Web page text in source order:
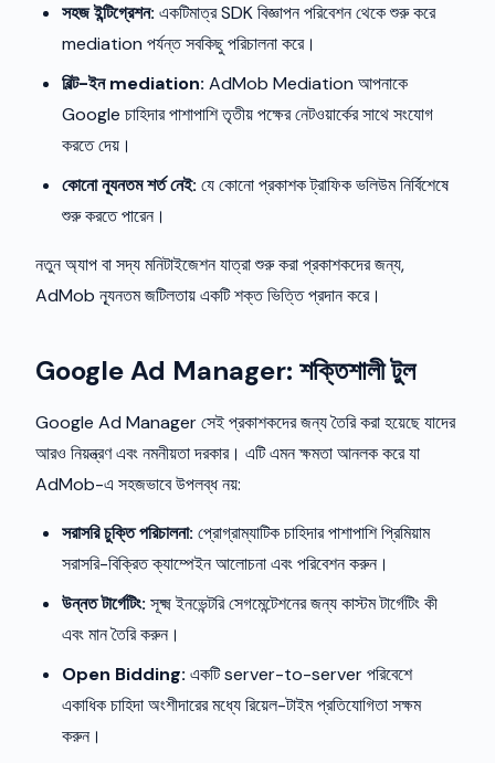
সহজ ইন্টিগ্রেশন: একটিমাত্র SDK বিজ্ঞাপন পরিবেশন থেকে শুরু করে
mediation পর্যন্ত সবকিছু পরিচালনা করে।
বিল্ট-ইন mediation: AdMob Mediation আপনাকে
Google চাহিদার পাশাপাশি তৃতীয় পক্ষের নেটওয়ার্কের সাথে সংযোগ
করতে দেয়।
কোনো ন্যূনতম শর্ত নেই: যে কোনো প্রকাশক ট্রাফিক ভলিউম নির্বিশেষে
শুরু করতে পারেন।
নতুন অ্যাপ বা সদ্য মনিটাইজেশন যাত্রা শুরু করা প্রকাশকদের জন্য,
AdMob ন্যূনতম জটিলতায় একটি শক্ত ভিত্তি প্রদান করে।
Google Ad Manager: শক্তিশালী টুল
Google Ad Manager সেই প্রকাশকদের জন্য তৈরি করা হয়েছে যাদের
আরও নিয়ন্ত্রণ এবং নমনীয়তা দরকার। এটি এমন ক্ষমতা আনলক করে যা
AdMob-এ সহজভাবে উপলব্ধ নয়:
সরাসরি চুক্তি পরিচালনা: প্রোগ্রাম্যাটিক চাহিদার পাশাপাশি প্রিমিয়াম
সরাসরি-বিক্রিত ক্যাম্পেইন আলোচনা এবং পরিবেশন করুন।
উন্নত টার্গেটিং: সূক্ষ্ম ইনভেন্টরি সেগমেন্টেশনের জন্য কাস্টম টার্গেটিং কী
এবং মান তৈরি করুন।
Open Bidding: একটি server-to-server পরিবেশে
একাধিক চাহিদা অংশীদারের মধ্যে রিয়েল-টাইম প্রতিযোগিতা সক্ষম
করুন।